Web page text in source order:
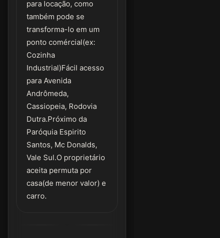
para locação, como
também pode se
transforma-lo em um
ponto comércial(ex:
Cozinha
Industrial)Fácil acesso
para Avenida
Andrômeda,
Cassiopeia, Rodovia
Dutra.Próximo da
Paróquia Espirito
Santos, Mc Donalds,
Vale Sul.O proprietário
aceita permuta por
casa(de menor valor) e
carro.